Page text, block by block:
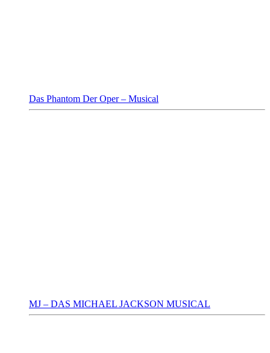
Das Phantom Der Oper – Musical
MJ – DAS MICHAEL JACKSON MUSICAL